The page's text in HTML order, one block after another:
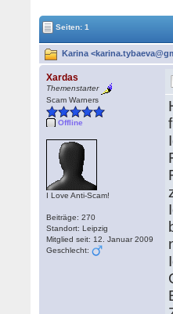
Seiten: 1
Karina
Xardas
Themenstarter
Scam Warners
Offline
I Love Anti-Scam!
Beiträge: 270
Standort: Leipzig
Mitglied seit: 12. Januar 2009
Geschlecht: